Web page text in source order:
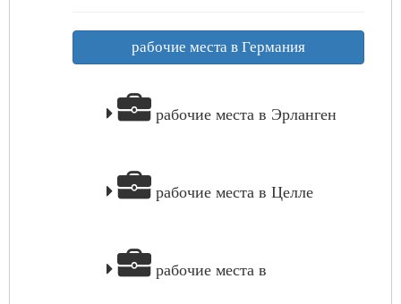
рабочие места в Германия
рабочие места в Эрланген
рабочие места в Целле
рабочие места в